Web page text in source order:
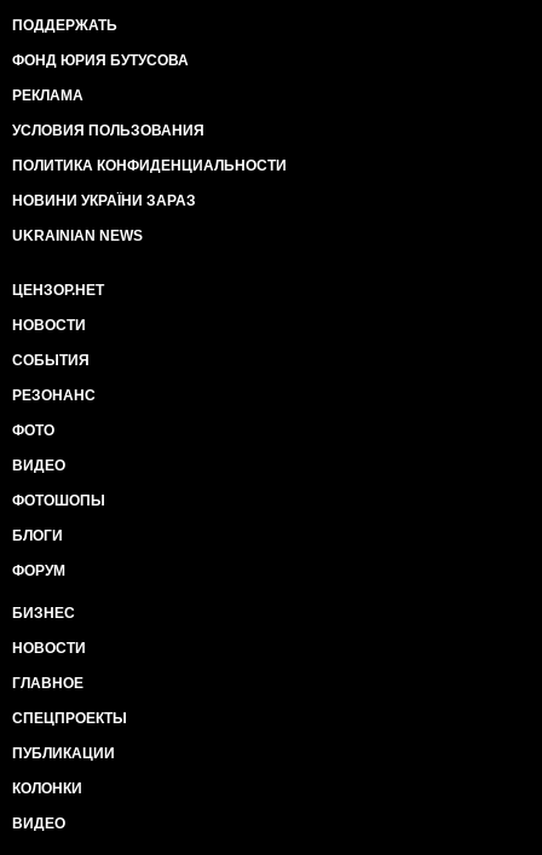
ПОДДЕРЖАТЬ
ФОНД ЮРИЯ БУТУСОВА
РЕКЛАМА
УСЛОВИЯ ПОЛЬЗОВАНИЯ
ПОЛИТИКА КОНФИДЕНЦИАЛЬНОСТИ
НОВИНИ УКРАЇНИ ЗАРАЗ
UKRAINIAN NEWS
ЦЕНЗОР.НЕТ
НОВОСТИ
СОБЫТИЯ
РЕЗОНАНС
ФОТО
ВИДЕО
ФОТОШОПЫ
БЛОГИ
ФОРУМ
БИЗНЕС
НОВОСТИ
ГЛАВНОЕ
СПЕЦПРОЕКТЫ
ПУБЛИКАЦИИ
КОЛОНКИ
ВИДЕО